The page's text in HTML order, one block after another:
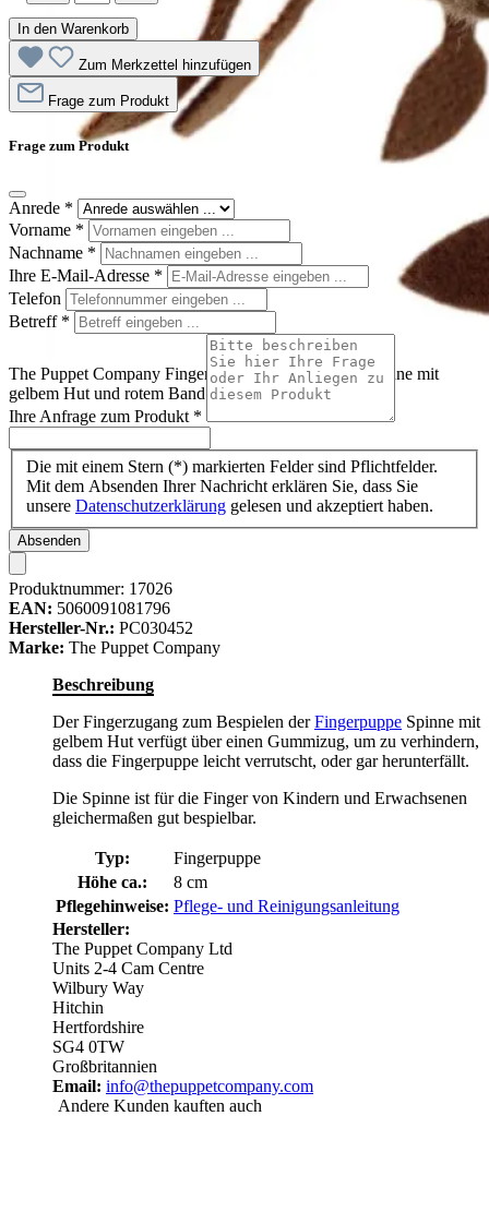
The Puppet Company Fingerpuppe Spinne, braune Spinne mit
gelbem Hut und rotem Band
In den Warenkorb
Zum Merkzettel hinzufügen
Frage zum Produkt
Frage zum Produkt
Anrede *
Vorname *
Nachname *
Ihre E-Mail-Adresse *
Telefon
Betreff *
Ihre Anfrage zum Produkt *
Die mit einem Stern (*) markierten Felder sind Pflichtfelder.
Mit dem Absenden Ihrer Nachricht erklären Sie, dass Sie
unsere Datenschutzerklärung gelesen und akzeptiert haben.
Absenden
Produktnummer: 17026
EAN: 5060091081796
Hersteller-Nr.: PC030452
Marke: The Puppet Company
Beschreibung
Der Fingerzugang zum Bespielen derFingerpuppe Spinne mit
gelbem Hut verfügt über einen Gummizug, um zu verhindern,
dass die Fingerpuppe leicht verrutscht, oder gar herunterfällt.
Die Spinne ist für die Finger von Kindern und Erwachsenen
gleichermaßen gut bespielbar.
Typ:
Fingerpuppe
Höhe ca.:
8 cm
Pflegehinweise: Pflege- und Reinigungsanleitung
Hersteller:
The Puppet Company Ltd
Units 2-4 Cam Centre
Wilbury Way
Hitchin
Hertfordshire
SG4 0TW
Großbritannien
Email: info@thepuppetcompany.com
Andere Kunden kauften auch